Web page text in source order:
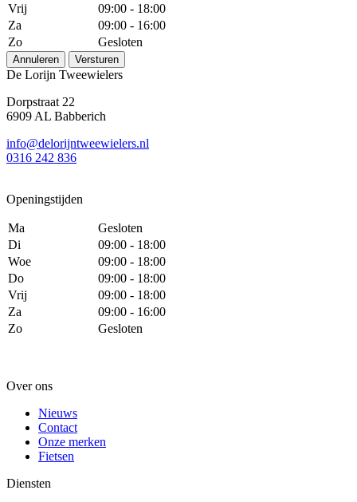
Vrij
09:00 - 18:00
Za
09:00 - 16:00
Zo
Gesloten
Annuleren Versturen
De Lorijn Tweewielers
Dorpstraat 22
6909 AL Babberich
info@delorijntweewielers.nl
0316 242 836
Openingstijden
Ma
Gesloten
Di
09:00 - 18:00
Woe
09:00 - 18:00
Do
09:00 - 18:00
Vrij
09:00 - 18:00
Za
09:00 - 16:00
Zo
Gesloten
Over ons
Nieuws
Contact
Onze merken
Fietsen
Diensten